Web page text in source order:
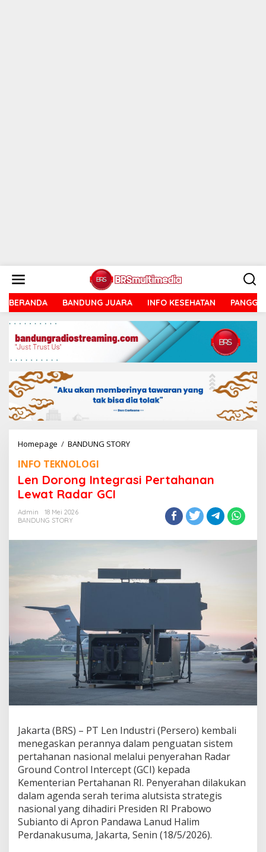
konten
BERANDA BANDUNG JUARA INFO KESEHATAN
Homepage / BANDUNG STORYLen
Pertahanan
Lewat
INFO TEKNOLOGI
Len Dorong Integrasi Pertahanan
Lewat Radar GCI
Admin
18 Mei 2026
BANDUNG STORY
Jakarta (BRS) – PT Len Industri (Persero) kembali
menegaskan perannya dalam penguatan sistem
pertahanan nasional melalui penyerahan Radar
Ground Control Intercept (GCI) kepada
Kementerian Pertahanan RI. Penyerahan dilakukan
dalam agenda serah terima alutsista strategis
nasional yang dihadiri Presiden RI Prabowo
Subianto di Apron Pandawa Lanud Halim
Perdanakusuma, Jakarta, Senin (18/5/2026).